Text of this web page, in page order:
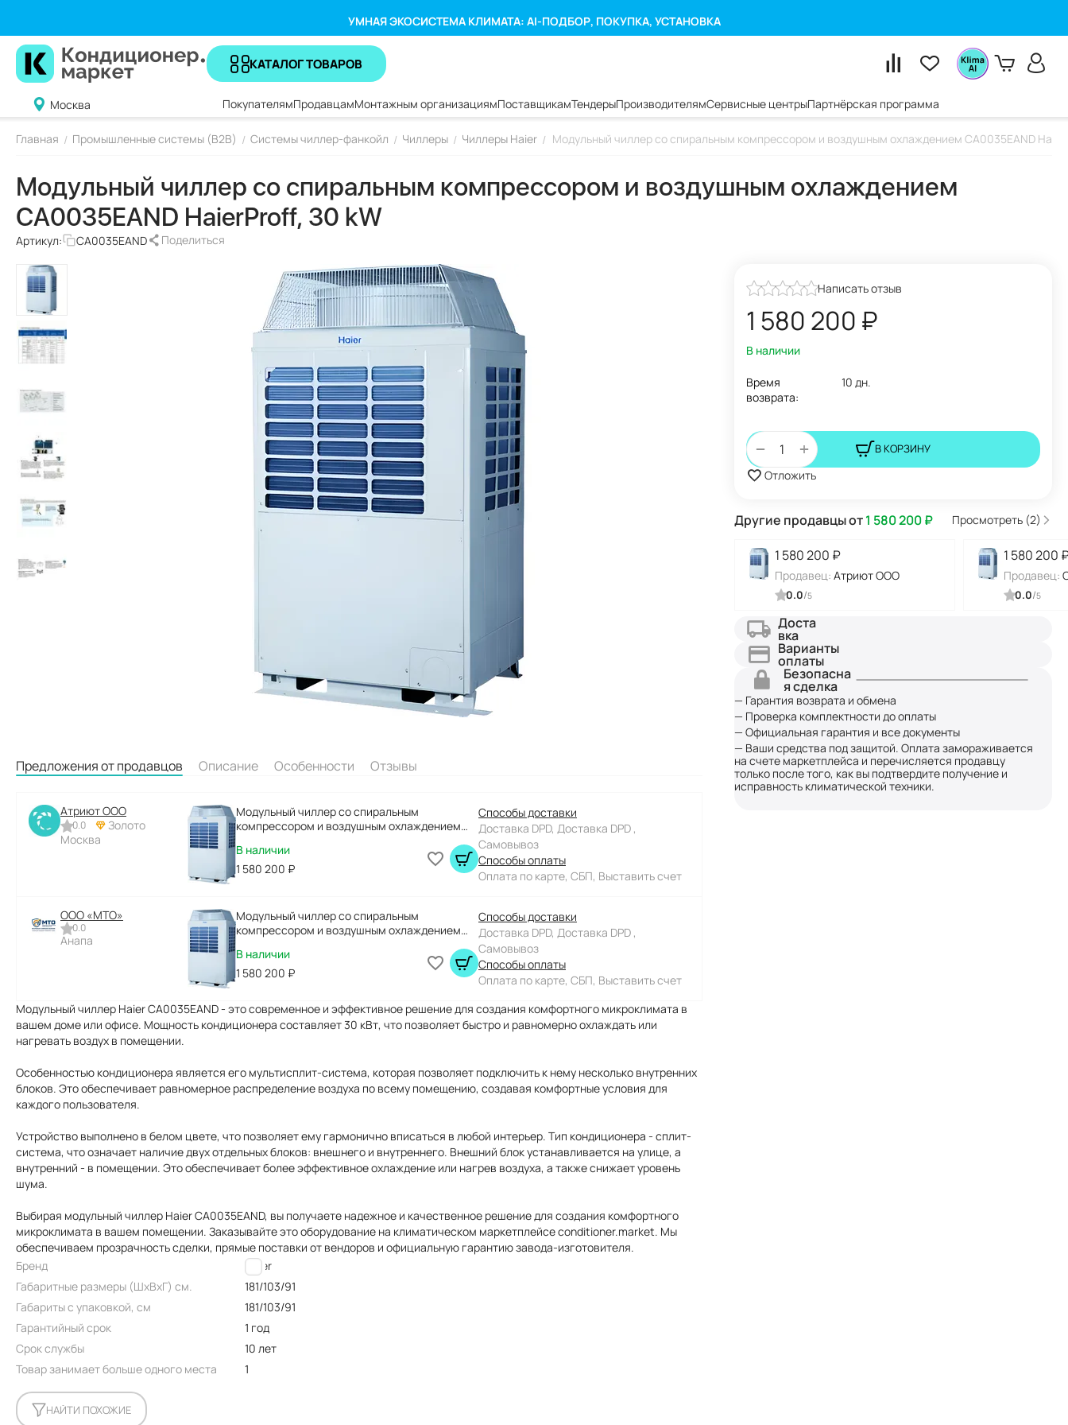
УМНАЯ ЭКОСИСТЕМА КЛИМАТА: AI-ПОДБОР, ПОКУПКА, УСТАНОВКА
КАТАЛОГ ТОВАРОВ
Москва ПокупателямПродавцамМонтажным организациямПоставщикамТендерыПроизводителямСервисные центрыПартнёрская программа
Главная / Промышленные системы (B2B) / Системы чиллер-фанкойл / Чиллеры / Чиллеры Haier / Модульный чиллер со спиральным компрессором и воздушным охлаждением CA0035EAND
Модульный чиллер со спиральным компрессором и воздушным охлаждением
CA0035EAND HaierProff, 30 kW
Артикул: CA0035EAND Поделиться
Написать отзыв
1 580 200 ₽
В наличии
Время
возврата:
10 дн.
+
− В КОРЗИНУ
Отложить
Другие продавцы от1 580 200₽ Просмотреть (2)
1 580 200 ₽
Продавец: Атриют ООО
0.0/5
1 580 200
Продавец:
0.0/5
Доста
вка
Варианты
оплаты
Безопасна
я сделка
— Гарантия возврата и обмена
— Проверка комплектности до оплаты
— Официальная гарантия и все документы
— Ваши средства под защитой. Оплата замораживается
на счете маркетплейса и перечисляется продавцу
только после того, как вы подтвердите получение и
исправность климатической техники.
Предложения от продавцов Описание Особенности Отзывы
Атриют ООО
0.0
Золото
Москва
Модульный чиллер со спиральным
компрессором и воздушным охлаждением
В наличии
1 580 200 ₽
Способы доставки
Доставка DPD, Доставка DPD ,
Самовывоз
Способы оплаты
Оплата по карте, СБП, Выставить счет
ООО «МТО»
0.0
Анапа
Модульный чиллер со спиральным
компрессором и воздушным охлаждением
В наличии
1 580 200 ₽
Способы доставки
Доставка DPD, Доставка DPD ,
Самовывоз
Способы оплаты
Оплата по карте, СБП, Выставить счет
Модульный чиллер Haier CA0035EAND - это современное и эффективное решение для создания комфортного микроклимата в
вашем доме или офисе. Мощность кондиционера составляет 30 кВт, что позволяет быстро и равномерно охлаждать или
нагревать воздух в помещении.
Особенностью кондиционера является его мультисплит-система, которая позволяет подключить к нему несколько внутренних
блоков. Это обеспечивает равномерное распределение воздуха по всему помещению, создавая комфортные условия для
каждого пользователя.
Устройство выполнено в белом цвете, что позволяет ему гармонично вписаться в любой интерьер. Тип кондиционера - сплит-
система, что означает наличие двух отдельных блоков: внешнего и внутреннего. Внешний блок устанавливается на улице, а
внутренний - в помещении. Это обеспечивает более эффективное охлаждение или нагрев воздуха, а также снижает уровень
шума.
Выбирая модульный чиллер Haier CA0035EAND, вы получаете надежное и качественное решение для создания комфортного
микроклимата в вашем помещении. Заказывайте это оборудование на климатическом маркетплейсе conditioner.market. Мы
обеспечиваем прозрачность сделки, прямые поставки от вендоров и официальную гарантию завода-изготовителя.
Бренд
Haier
Габаритные размеры (ШxВxГ) см.
181/103/91
Габариты с упаковкой, см
181/103/91
Гарантийный срок
1 год
Срок службы
10 лет
Товар занимает больше одного места
1
НАЙТИ ПОХОЖИЕ